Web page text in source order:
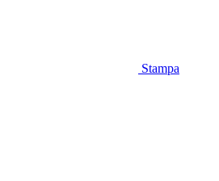
Stampa